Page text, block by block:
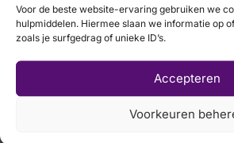
Voor de beste website-ervaring gebruiken we
hulpmiddelen. Hiermee slaan we informatie op
zoals je surfgedrag of unieke ID’s.
Accepteren
Voorkeuren
Laat uw voeten
met de
nieuwste 3D